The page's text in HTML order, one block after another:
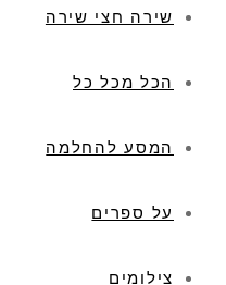
שירה חצי שירה
הכל מכל כל
המסע להחלמה
על ספרים
צילומים